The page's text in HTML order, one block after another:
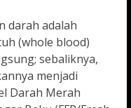
darah adalah
(whole blood)
sebaliknya,
menjadi
Darah Merah